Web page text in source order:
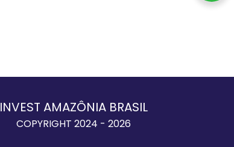
INVEST AMAZÔNIA BRASIL
COPYRIGHT 2024 - 2026